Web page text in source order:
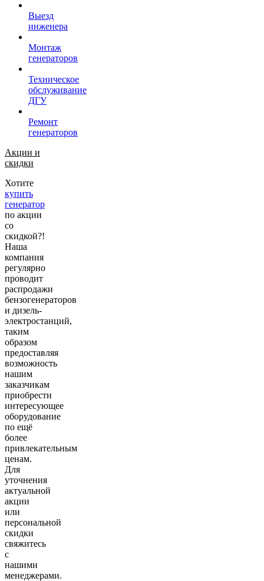
Выезд
инженера
Монтаж
генераторов
Техническое
обслуживание
ДГУ
Ремонт
генераторов
Акции и
скидки
Хотите
купить
генератор
по акции
со
скидкой?!
Наша
компания
регулярно
проводит
распродажи
бензогенераторов
и дизель-
электростанций,
таким
образом
предоставляя
возможность
нашим
заказчикам
приобрести
интересующее
оборудование
по ещё
более
привлекательным
ценам.
Для
уточнения
актуальной
акции
или
персональной
скидки
свяжитесь
с
нашими
менеджерами.